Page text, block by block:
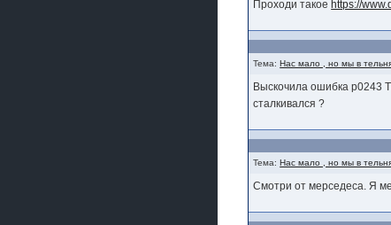
Проходи такое https://
Тема:Нас мало , но мы в
Выскочила ошибка р0243
сталкивался ?
Тема:Нас мало , но мы в
Смотри от мерседеса. Я